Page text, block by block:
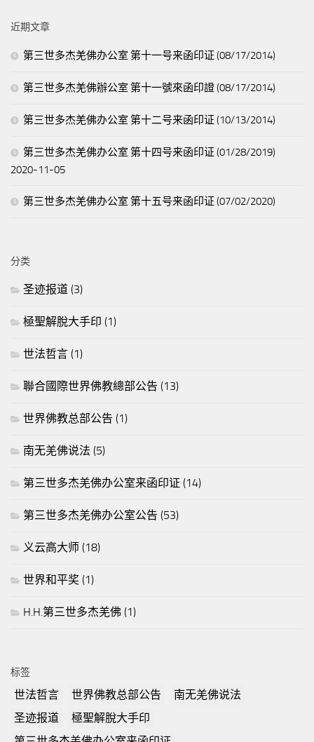
近期文章
第三世多杰羌佛办公室 第十一号来函印证 (08/17/2014)
第三世多杰羌佛辦公室 第十一號來函印證 (08/17/2014)
第三世多杰羌佛办公室 第十二号来函印证 (10/13/2014)
第三世多杰羌佛办公室 第十四号来函印证 (01/28/2019)
2020-11-05
第三世多杰羌佛办公室 第十五号来函印证 (07/02/2020)
分类
圣迹报道 (3)
極聖解脫大手印 (1)
世法哲言 (1)
聯合國際世界佛教總部公告 (13)
世界佛教总部公告 (1)
南无羌佛说法 (5)
第三世多杰羌佛办公室来函印证 (14)
第三世多杰羌佛办公室公告 (53)
义云高大师 (18)
世界和平奖 (1)
H.H.第三世多杰羌佛 (1)
标签
世法哲言 世界佛教总部公告
南无羌佛说法
圣迹报道
極聖解脫大手印